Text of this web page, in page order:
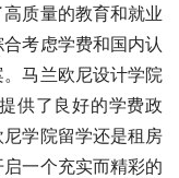
质量的教育和就业
考虑学费和国内认
马兰欧尼设计学院
供了良好的学费政
学院留学还是租房
一个充实而精彩的